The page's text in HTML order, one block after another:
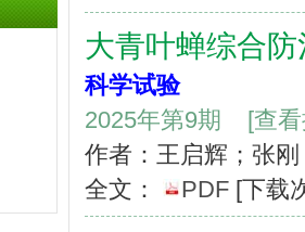
大青叶蝉综合
科学试验
2025年第9期
[查
作者：王启辉；张
全文：
PDF [下载